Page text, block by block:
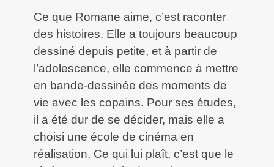
Ce que Romane aime, c’est raconter
des histoires. Elle a toujours beaucoup
dessiné depuis petite, et à partir de
l’adolescence, elle commence à mettre
en bande-dessinée des moments de
vie avec les copains. Pour ses études,
il a été dur de se décider, mais elle a
choisi une école de cinéma en
réalisation. Ce qui lui plaît, c’est que le